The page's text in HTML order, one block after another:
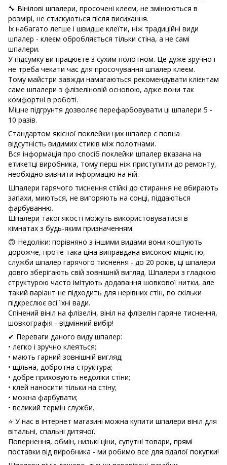
🔧 Вінілові шпалери, просочені клеєм, не змінюються в
розмірі, не стискуються після висихання.
Їх набагато легше і швидше клеїти, ніж традиційні види
шпалер - клеєм обробляється тільки стіна, а не самі
шпалери.
У підсумку ви працюєте з сухим полотном. Це дуже зручно і
не треба чекати час для просочування шпалер клеєм.
Тому майстри завжди намагаються рекомендувати клієнтам
саме шпалери з флізеліновій основою, адже вони так
комфортні в роботі.
Міцне підгрунтя дозволяє перефарбовувати ці шпалери 5 -
10 разів.
Стандартом якісної поклейки цих шпалер є повна
відсутність видимих ​​стиків між полотнами.
Вся інформація про спосіб поклейки шпалер вказана на
етикетці виробника, тому перш ніж приступити до ремонту,
необхідно вивчити інформацію на ній.
Шпалери гарячого тиснення стійкі до стирання не вбирають
запахи, миються, не вигоряють на сонці, піддаються
фарбуванню.
Шпалери такої якості можуть використовуватися в
кімнатах з будь-яким призначенням.
🙃 Недоліки: порівняно з іншими видами вони коштують
дорожче, проте така ціна виправдана високою міцністю,
служби шпалер гарячого тиснення - до 20 років, ці шпалери
довго зберігають свій зовнішній вигляд. Шпалери з гладкою
структурою часто імітують додавання шовкової нитки, але
такий варіант не підходить для нерівних стін, по скільки
підкреслює всі їхні вади.
Спінений вініл на флізелін, вініл на флізелін гаряче тиснення,
шовкографія - відмінний вибір!
✔ Переваги даного виду шпалер:
• легко і зручно клеяться;
• мають гарний зовнішній вигляд;
• щільна, добротна структура;
• добре приховують недоліки стіни;
• клей наносити тільки на стіну;
• можна фарбувати;
• великий термін служби.
⭐ У нас в інтернет магазині можна купити шпалери вініл для
вітальні, спальні дитячої.
Повернення, обмін, низькі ціни, супутні товари, прямі
поставки від виробника - ми робимо все для вдалої покупки!